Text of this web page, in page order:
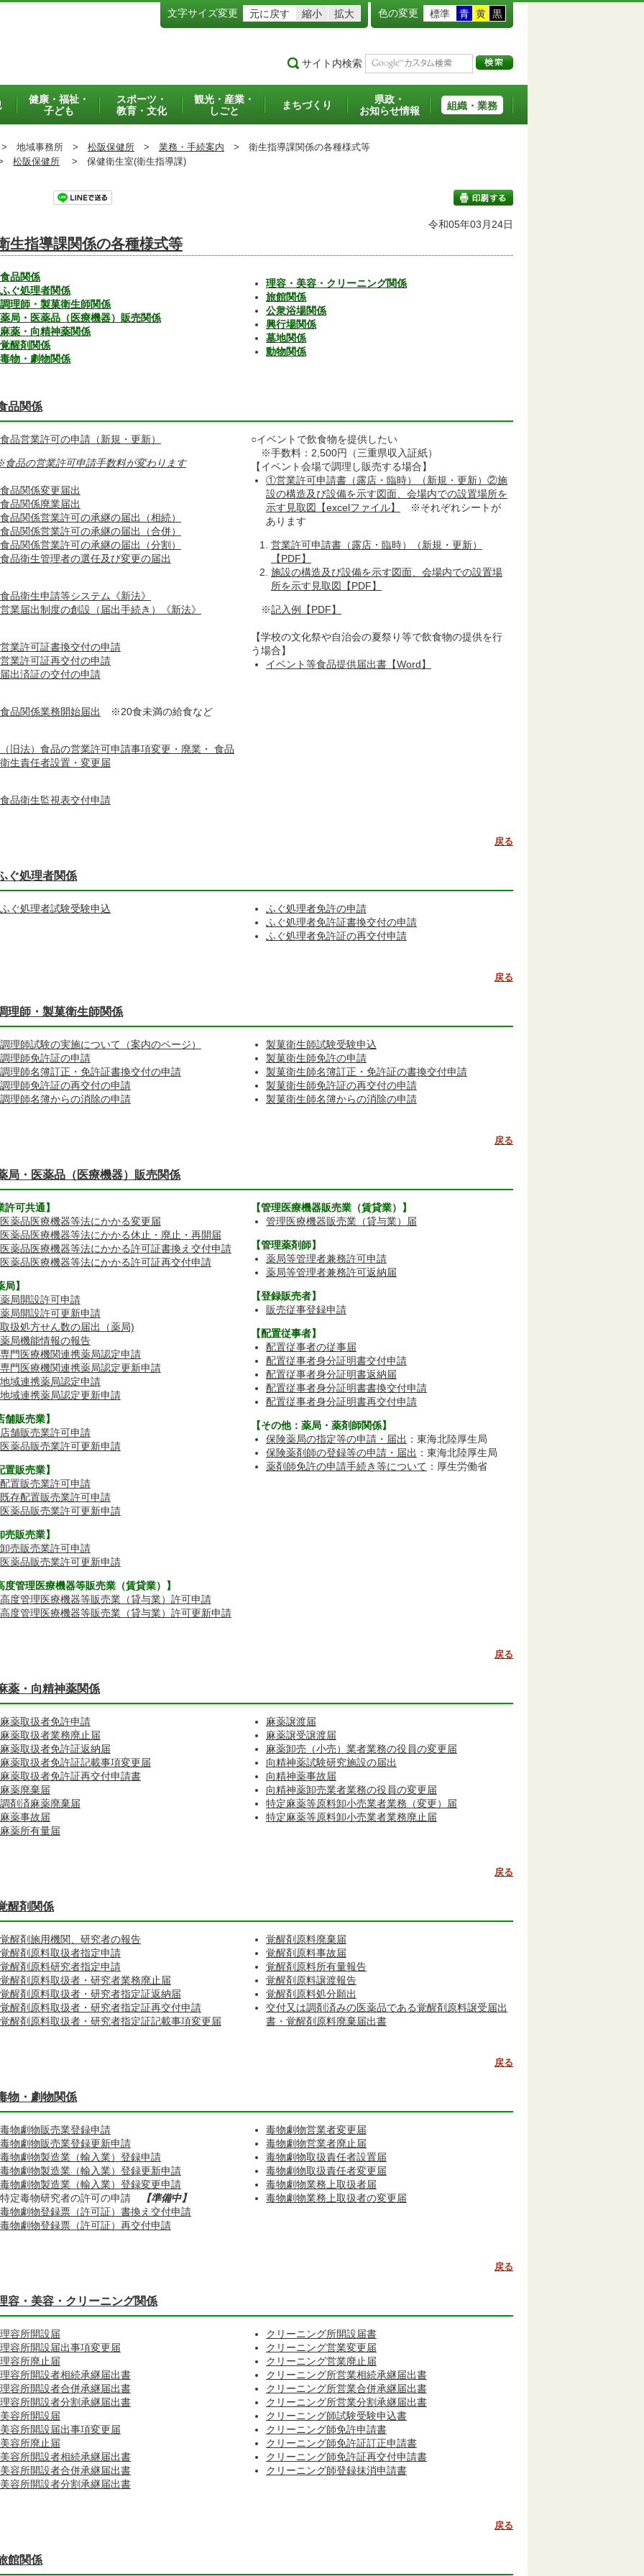
文字サイズ変更 元に戻す 縮小 拡大 色の変更 標準 青 黄 黒
サイト内検索
健康・福祉・
子ども
スポーツ・
教育・文化
観光・産業・
しごと
まちづくり
県政・
お知らせ情報
組織・業務
地域事務所 > 松阪保健所 > 業務・手続案内 > 衛生指導課関係の各種様式等
松阪保健所 > 保健衛生室(衛生指導課)
印刷する
令和05年03月24日
生指導課関係の各種様式等
食品関係
ふぐ処理者関係
調理師・製菓衛生師関係
薬局・医薬品（医療機器）販売関係
麻薬・向精神薬関係
覚醒剤関係
毒物・劇物関係
理容・美容・クリーニング関係
旅館関係
公衆浴場関係
興行場関係
墓地関係
動物関係
品関係
食品営業許可の申請（新規・更新）
品の営業許可申請手数料が変わります
食品関係変更届出
食品関係廃業届出
食品関係営業許可の承継の届出（相続）
食品関係営業許可の承継の届出（合併）
食品関係営業許可の承継の届出（分割）
食品衛生管理者の選任及び変更の届出
食品衛生申請等システム《新法》
営業届出制度の創設（届出手続き）《新法》
営業許可証書換交付の申請
営業許可証再交付の申請
届出済証の交付の申請
食品関係業務開始届出 ※20食未満の給食など
（旧法）食品の営業許可申請事項変更・廃業・ 食品
衛生責任者設置・変更届
食品衛生監視表交付申請
○イベントで飲食物を提供したい
※手数料：2,500円（三重県収入証紙）
【イベント会場で調理し販売する場合】
①営業許可申請書（露店・臨時）（新規・更新）②施
設の構造及び設備を示す図面、会場内での設置場所を
示す見取図【excelファイル】
※それぞれシートが
あります
営業許可申請書（露店・臨時）（新規・更新）
【PDF】
施設の構造及び設備を示す図面、会場内での設置場
所を示す見取図【PDF】
※記入例【PDF】
【学校の文化祭や自治会の夏祭り等で飲食物の提供を行
う場合】
イベント等食品提供届出書【Word】
戻る
ぐ処理者関係
ふぐ処理者試験受験申込
ふぐ処理者免許の申請
ふぐ処理者免許証書換交付の申請
ふぐ処理者免許証の再交付申請
戻る
理師・製菓衛生師関係
調理師試験の実施について（案内のページ）
調理師免許証の申請
調理師名簿訂正・免許証書換交付の申請
調理師免許証の再交付の申請
調理師名簿からの消除の申請
製菓衛生師試験受験申込
製菓衛生師免許の申請
製菓衛生師名簿訂正・免許証の書換交付申請
製菓衛生師免許証の再交付の申請
製菓衛生師名簿からの消除の申請
戻る
局・医薬品（医療機器）販売関係
許可共通】
医薬品医療機器等法にかかる変更届
医薬品医療機器等法にかかる休止・廃止・再開届
医薬品医療機器等法にかかる許可証書換え交付申請
医薬品医療機器等法にかかる許可証再交付申請
局】
薬局開設許可申請
薬局開設許可更新申請
取扱処方せん数の届出（薬局)
薬局機能情報の報告
専門医療機関連携薬局認定申請
専門医療機関連携薬局認定更新申請
地域連携薬局認定申請
地域連携薬局認定更新申請
舗販売業】
店舗販売業許可申請
医薬品販売業許可更新申請
置販売業】
配置販売業許可申請
既存配置販売業許可申請
医薬品販売業許可更新申請
売販売業】
卸売販売業許可申請
医薬品販売業許可更新申請
度管理医療機器等販売業（賃貸業）】
高度管理医療機器等販売業（貸与業）許可申請
高度管理医療機器等販売業（貸与業）許可更新申請
【管理医療機器販売業（賃貸業）】
管理医療機器販売業（貸与業）届
【管理薬剤師】
薬局等管理者兼務許可申請
薬局等管理者兼務許可返納届
【登録販売者】
販売従事登録申請
【配置従事者】
配置従事者の従事届
配置従事者身分証明書交付申請
配置従事者身分証明書返納届
配置従事者身分証明書書換交付申請
配置従事者身分証明書再交付申請
【その他：薬局・薬剤師関係】
保険薬局の指定等の申請・届出 ：東海北陸厚生局
保険薬剤師の登録等の申請・届出 ：東海北陸厚生局
薬剤師免許の申請手続き等について ：厚生労働省
戻る
薬・向精神薬関係
麻薬取扱者免許申請
麻薬取扱者業務廃止届
麻薬取扱者免許証返納届
麻薬取扱者免許証記載事項変更届
麻薬取扱者免許証再交付申請書
麻薬廃棄届
調剤済麻薬廃棄届
麻薬事故届
麻薬所有量届
麻薬譲渡届
麻薬譲受譲渡届
麻薬卸売（小売）業者業務の役員の変更届
向精神薬試験研究施設の届出
向精神薬事故届
向精神薬卸売業者業務の役員の変更届
特定麻薬等原料卸小売業者業務（変更）届
特定麻薬等原料卸小売業者業務廃止届
戻る
醒剤関係
覚醒剤施用機関、研究者の報告
覚醒剤原料取扱者指定申請
覚醒剤原料研究者指定申請
覚醒剤原料取扱者・研究者業務廃止届
覚醒剤原料取扱者・研究者指定証返納届
覚醒剤原料取扱者・研究者指定証再交付申請
覚醒剤原料取扱者・研究者指定証記載事項変更届
覚醒剤原料廃棄届
覚醒剤原料事故届
覚醒剤原料所有量報告
覚醒剤原料譲渡報告
覚醒剤原料処分願出
交付又は調剤済みの医薬品である覚醒剤原料譲受届出
書・覚醒剤原料廃棄届出書
戻る
物・劇物関係
毒物劇物販売業登録申請
毒物劇物販売業登録更新申請
毒物劇物製造業（輸入業）登録申請
毒物劇物製造業（輸入業）登録更新申請
毒物劇物製造業（輸入業）登録変更申請
特定毒物研究者の許可の申請
【準備中】
毒物劇物登録票（許可証）書換え交付申請
毒物劇物登録票（許可証）再交付申請
毒物劇物営業者変更届
毒物劇物営業者廃止届
毒物劇物取扱責任者設置届
毒物劇物取扱責任者変更届
毒物劇物業務上取扱者届
毒物劇物業務上取扱者の変更届
戻る
容・美容・クリーニング関係
理容所開設届
理容所開設届出事項変更届
理容所廃止届
理容所開設者相続承継届出書
理容所開設者合併承継届出書
理容所開設者分割承継届出書
美容所開設届
美容所開設届出事項変更届
美容所廃止届
美容所開設者相続承継届出書
美容所開設者合併承継届出書
美容所開設者分割承継届出書
クリーニング所開設届書
クリーニング営業変更届
クリーニング営業廃止届
クリーニング所営業相続承継届出書
クリーニング所営業合併承継届出書
クリーニング所営業分割承継届出書
クリーニング師試験受験申込書
クリーニング師免許申請書
クリーニング師免許証訂正申請書
クリーニング師免許証再交付申請書
クリーニング師登録抹消申請書
戻る
館関係